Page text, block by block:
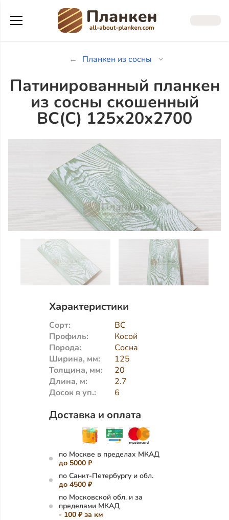
Планкен из сосны
Патинированный планкен
из сосны скошенный
ВС(С) 125х20х2700
Характеристики
Сорт:
ВС
Профиль:
Косой
Порода:
Сосна
Ширина, мм:
125
Толщина, мм:
20
Длина, м:
2.7
Досок в уп.:
6
Доставка и оплата
по Москве в пределах МКАД
до 5000 ₽
по Санкт-Петербургу и обл.
до 4500 ₽
по Московской обл. и за
пределами МКАД
- 100 ₽ за км